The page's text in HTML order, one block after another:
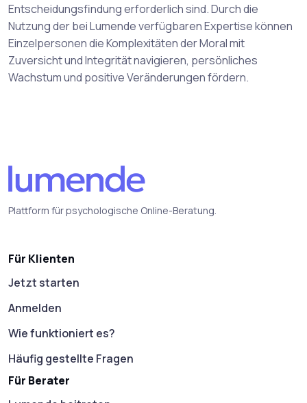
Entscheidungsfindung erforderlich sind. Durch die
Nutzung der bei Lumende verfügbaren Expertise können
Einzelpersonen die Komplexitäten der Moral mit
Zuversicht und Integrität navigieren, persönliches
Wachstum und positive Veränderungen fördern.
Plattform für psychologische Online-Beratung.
Für Klienten
Jetzt starten
Anmelden
Wie funktioniert es?
Häufig gestellte Fragen
Für Berater